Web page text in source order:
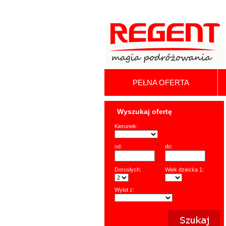
PEŁNA OFERTA
Wyszukaj ofertę
Kierunek:
od: do:
Dorosłych: Wiek dziecka 1:
Wylot z: